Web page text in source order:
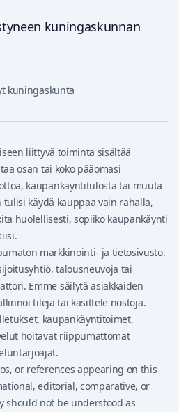
kuningaskunnan
kuningaskunta
liittyvä toiminta sisältää
osan tai koko pääomasi
kaupankäyntitulosta tai muuta
käydä kauppaa vain rahalla,
huolellisesti, sopiiko kaupankäynti
markkinointi- ja tietosivusto.
talousneuvoja tai
Emme säilytä asiakkaiden
tilejä tai käsittele nostoja.
kaupankäyntitoimet,
hoitavat riippumattomat
or references appearing on this
editorial, comparative, or
should not be understood as